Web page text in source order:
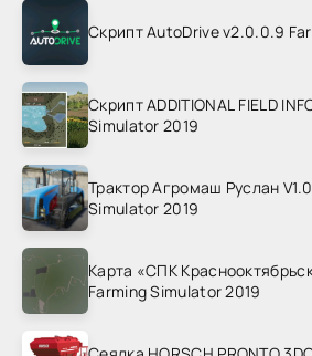
Скрипт AutoDrive v2.0.0.9
Скрипт ADDITIONAL FIELD
Simulator 2019
Трактор Агромаш Руслан
Simulator 2019
Карта «СПК
Farming Simulator 2019